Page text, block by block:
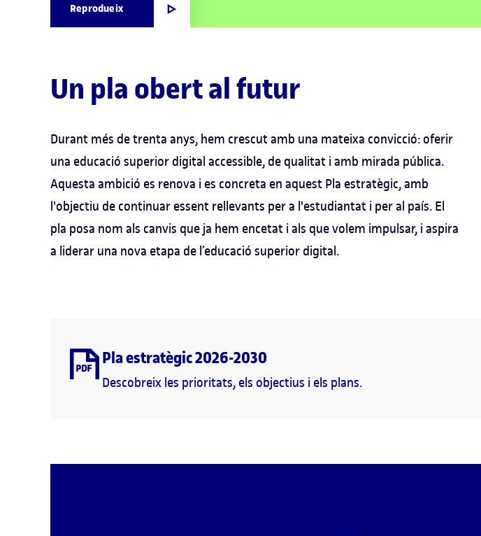
Reprodueix
Un pla obert al futur
Durant més de trenta anys, hem crescut amb una mateixa convicció: oferir
una educació superior digital accessible, de qualitat i amb mirada pública.
Aquesta ambició es renova i es concreta en aquest Pla estratègic, amb
l'objectiu de continuar essent rellevants per a l'estudiantat i per al país. El
pla posa nom als canvis que ja hem encetat i als que volem impulsar, i aspira
a liderar una nova etapa de l’educació superior digital.
Pla estratègic 2026-2030
Descobreix les prioritats, els objectius i els plans.